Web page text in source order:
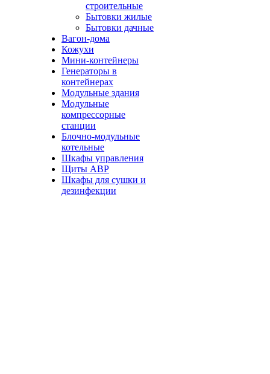
строительные
Бытовки жилые
Бытовки дачные
Вагон-дома
Кожухи
Мини-контейнеры
Генераторы в
контейнерах
Модульные здания
Модульные
компрессорные
станции
Блочно-модульные
котельные
Шкафы управления
Щиты АВР
Шкафы для сушки и
дезинфекции